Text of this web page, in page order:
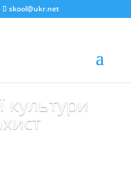
skool@ukr.net
культури